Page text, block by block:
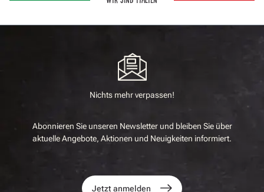
Nichts mehr verpassen!
Abonnieren Sie unseren Newsletter und bleiben Sie über
aktuelle Angebote, Aktionen und Neuigkeiten informiert.
Jetzt anmelden